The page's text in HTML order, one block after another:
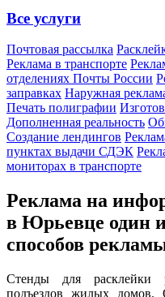
Все услуги
Почтовая рассылка
Реклама в транспорте
отделениях Почты России
заправках Наружная
Печать полиграфии
Дополненная реальность
Создание лендингов
пунктах выдачи СДЭК
мониторах в транспорте
Реклама на
в Юрьевце один
способов
Стенды для расклейки
подъездов жилых домов.